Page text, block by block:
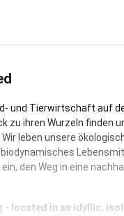
und Tierwirtschaft auf
zu ihren Wurzeln finden
Wir leben unsere
den Weg in eine
- located in an idyllic,